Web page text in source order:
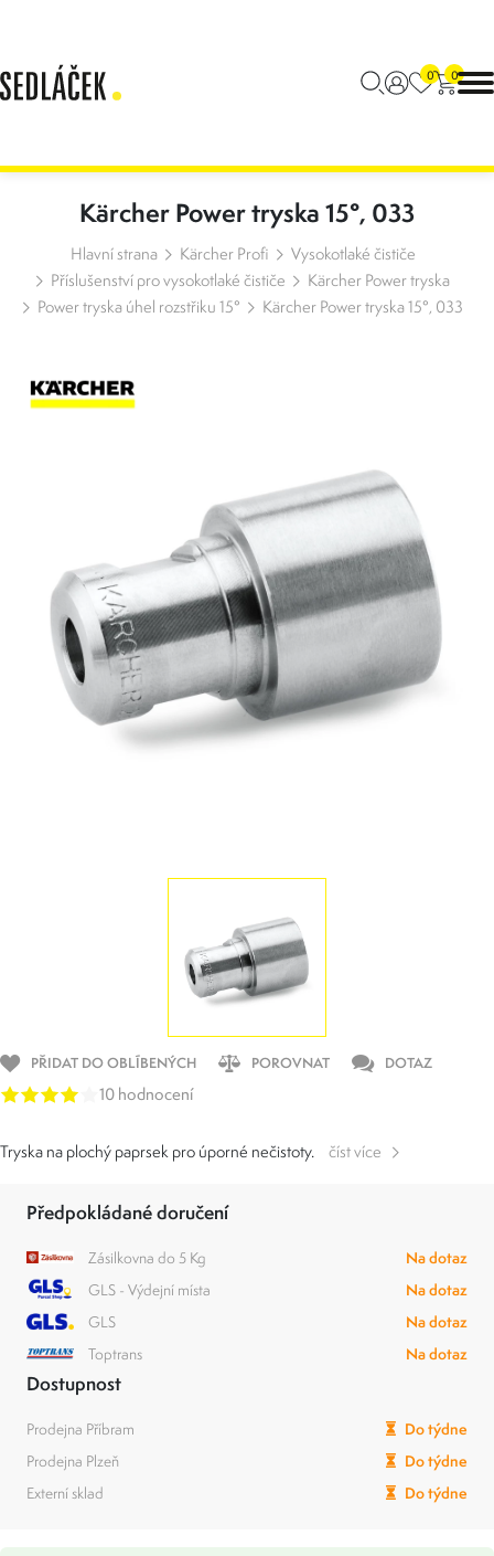
0 0
Kärcher Power tryska 15°, 033
Hlavní strana Kärcher Profi
Vysokotlaké čističe
Příslušenství pro vysokotlaké čističe
Kärcher Power tryska
Power tryska úhel rozstřiku 15°
Kärcher Power tryska 15°, 033
PŘIDAT DO OBLÍBENÝCH POROVNAT DOTAZ
10 hodnocení
Tryska na plochý paprsek pro úporné nečistoty. číst více
Předpokládané doručení
Zásilkovna do 5 Kg
Na dotaz
GLS - Výdejní místa
Na dotaz
GLS
Na dotaz
Toptrans
Na dotaz
Dostupnost
Prodejna Příbram
Do týdne
Prodejna Plzeň
Do týdne
Externí sklad
Do týdne